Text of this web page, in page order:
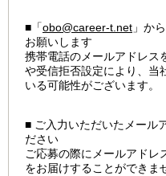
■「obo@career-t.net 」か
お願いします
携帯電話のメールアドレス
や受信拒否設定により、当
いる可能性がございます。
■ ご入力いただいたメール
ださい
ご応募の際にメールアドレ
をお届けすることができま